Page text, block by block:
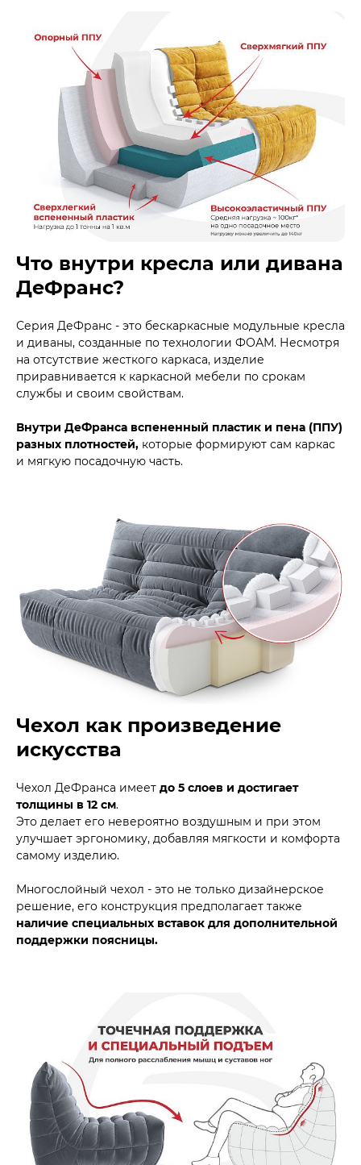
Что внутри кресла или дивана
ДеФранс?
Серия ДеФранс - это бескаркасные модульные кресла
и диваны, созданные по технологии ФОАМ. Несмотря
на отсутствие жесткого каркаса, изделие
приравнивается к каркасной мебели по срокам
службы и своим свойствам.
Внутри ДеФранса вспененный пластик и пена (ППУ)
разных плотностей, которые формируют сам каркас
и мягкую посадочную часть.
Чехол как произведение
искусства
Чехол ДеФранса имеет до 5 слоев и достигает
толщины в 12 см.
Это делает его невероятно воздушным и при этом
улучшает эргономику, добавляя мягкости и комфорта
самому изделию.
Многослойный чехол - это не только дизайнерское
решение, его конструкция предполагает также
наличие специальных вставок для дополнительной
поддержки поясницы.